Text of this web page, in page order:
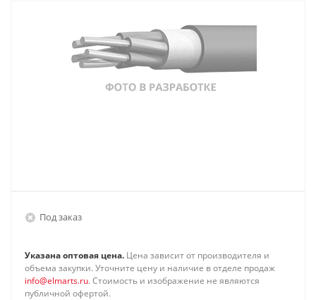
Под заказ
Указана оптовая цена. Цена зависит от производителя и
объема закупки. Уточните цену и наличие в отделе продаж
info@elmarts.ru. Стоимость и изображение не являются
публичной офертой.